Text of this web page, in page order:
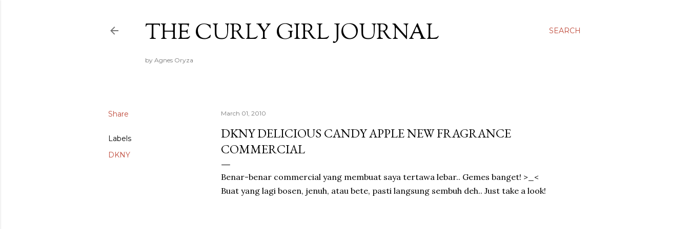
SEARCH
THE CURLY GIRL JOURNAL
by Agnes Oryza
Share
Labels
DKNY
March 01, 2010
DKNY DELICIOUS CANDY APPLE NEW FRAGRANCE
COMMERCIAL
Benar-benar commercial yang membuat saya tertawa lebar.. Gemes banget! >_<
Buat yang lagi bosen, jenuh, atau bete, pasti langsung sembuh deh.. Just take a look!